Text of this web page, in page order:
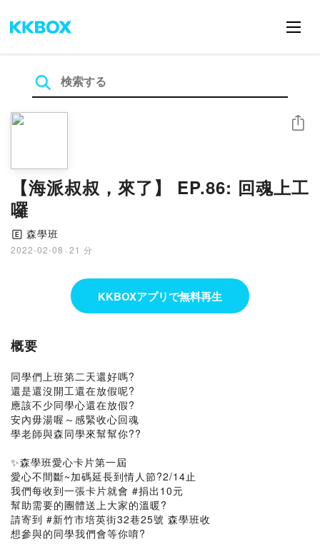
【海派叔叔，來了】 EP.86: 回魂上工
囉
🄴 森學班
2022-02-08 · 21 分
シェア
KKBOXアプリで無料再生
概要
同學們上班第二天還好嗎?
還是還沒開工還在放假呢?
應該不少同學心還在放假?
安內毋湯喔～感緊收心回魂
學老師與森同學來幫幫你??
✨森學班愛心卡片第一屆
愛心不間斷~加碼延長到情人節?2/14止
我們每收到一張卡片就會 #捐出10元
幫助需要的團體送上大家的溫暖?
請寄到 #新竹市培英街32巷25號 森學班收
想參與的同學我們會等你唷?